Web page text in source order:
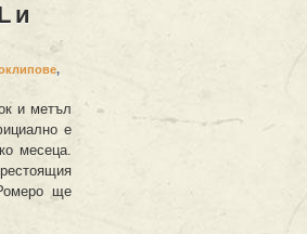
и
,
и метъл
е
месеца.
ще